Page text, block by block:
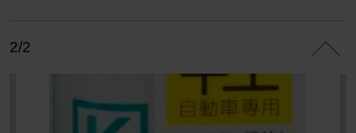
2/2